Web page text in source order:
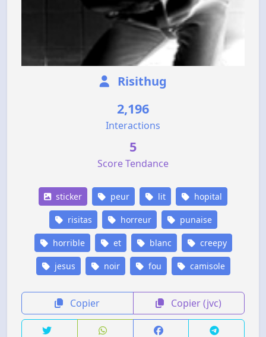
Risithug
2,196
Interactions
5
Score Tendance
sticker peur lit hopital
risitas horreur punaise
horrible et blanc creepy
jesus noir fou camisole
Copier Copier (jvc)